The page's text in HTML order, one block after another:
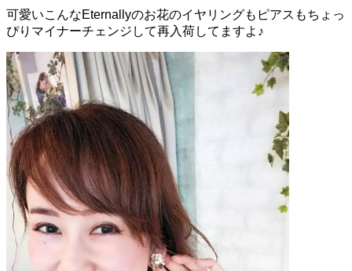
可愛いこんなEternallyのお花のイヤリングもピアスもちょっ
ぴりマイナーチェンジして再入荷してますよ♪